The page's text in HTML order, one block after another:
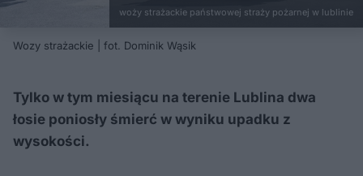
woży strażackie państwowej straży pożarnej w lublinie
Wozy strażackie | fot. Dominik Wąsik
Tylko w tym miesiącu na terenie Lublina dwa
łosie poniosły śmierć w wyniku upadku z
wysokości.